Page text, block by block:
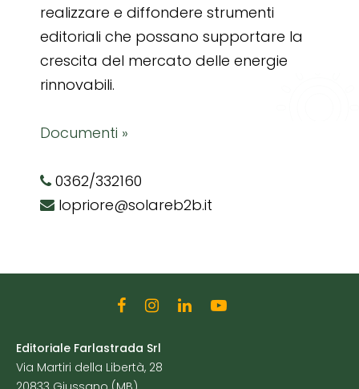
realizzare e diffondere strumenti
editoriali che possano supportare la
crescita del mercato delle energie
rinnovabili.
Documenti »
0362/332160
lopriore@solareb2b.it
Editoriale Farlastrada Srl
Via Martiri della Libertà, 28